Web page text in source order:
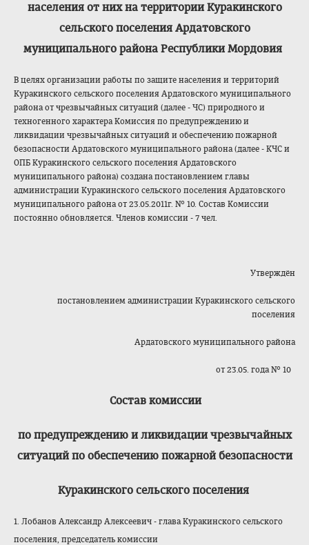
населения от них на территории Куракинского
сельского поселения Ардатовского
муниципального района Республики Мордовия
В целях организации работы по защите населения и территорий
Куракинского сельского поселения Ардатовского муниципального
района от чрезвычайных ситуаций (далее - ЧС) природного и
техногенного характера Комиссия по предупреждению и
ликвидации чрезвычайных ситуаций и обеспечению пожарной
безопасности Ардатовского муниципального района (далее - КЧС и
ОПБ Куракинского сельского поселения Ардатовского
муниципального района) создана постановлением главы
администрации Куракинского сельского поселения Ардатовского
муниципального района от 23.05.2011г. № 10. Состав Комиссии
постоянно обновляется. Членов комиссии - 7 чел.
Утверждён
постановлением администрации Куракинского сельского
поселения
Ардатовского муниципального района
от 23.05. года № 10
Состав комиссии
по предупреждению и ликвидации чрезвычайных
ситуаций по обеспечению пожарной безопасности
Куракинского сельского поселения
1. Лобанов Александр Алексеевич - глава Куракинского сельского
поселения, председатель комиссии